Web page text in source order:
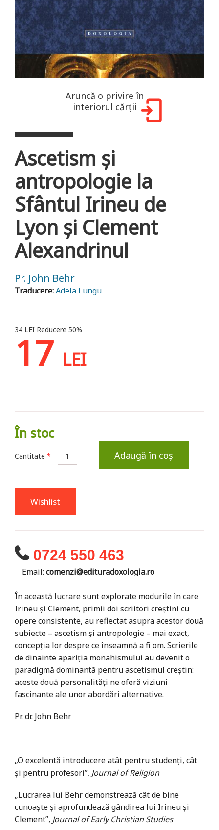
Aruncă o privire în
interiorul cărții
Ascetism şi
antropologie la
Sfântul Irineu de
Lyon şi Clement
Alexandrinul
Pr. John Behr
Traducere:Adela Lungu
34 LEIReducere 50%
17 LEI
În stoc
Cantitate * Adaugă în coș
Wishlist
0724 550 463
Email: comenzi@edituradoxologia.ro
În această lucrare sunt explorate modurile în care
Irineu și Clement, primii doi scriitori creștini cu
opere consistente, au reflectat asupra acestor două
subiecte – ascetism și antropologie – mai exact,
concepția lor despre ce înseamnă a fi om. Scrierile
de dinainte apariţia monahismului au devenit o
paradigmă dominantă pentru ascetismul creștin:
aceste două personalități ne oferă viziuni
fascinante ale unor abordări alternative.
Pr. dr. John Behr
„O excelentă introducere atât pentru studenţi, cât
şi pentru profesori”, Journal of Religion
„Lucrarea lui Behr demonstrează cât de bine
cunoaşte şi aprofundează gândirea lui Irineu şi
Clement”, Journal of Early Christian Studies